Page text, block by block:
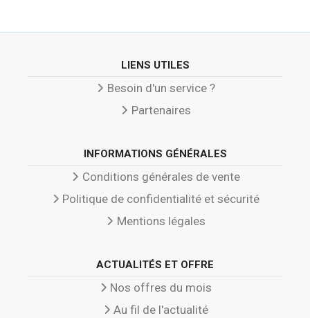
LIENS UTILES
Besoin d'un service ?
Partenaires
INFORMATIONS GÉNÉRALES
Conditions générales de vente
Politique de confidentialité et sécurité
Mentions légales
ACTUALITÉS ET OFFRE
Nos offres du mois
Au fil de l'actualité